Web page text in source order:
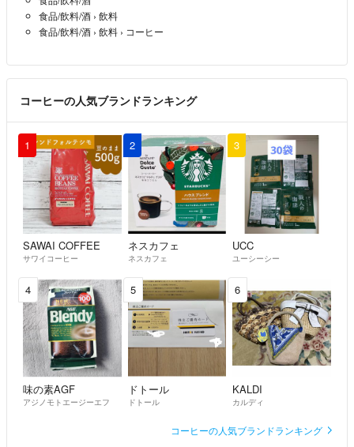
食品/飲料/酒 › 飲料
食品/飲料/酒 › 飲料 › コーヒー
コーヒーの人気ブランドランキング
1
SAWAI COFFEE
サワイコーヒー
2
ネスカフェ
ネスカフェ
3
UCC
ユーシーシー
4
味の素AGF
アジノモトエージーエフ
5
ドトール
ドトール
6
KALDI
カルディ
コーヒーの人気ブランドランキング